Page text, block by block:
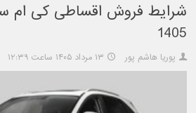
1405
پوریا هاشم پور ۱۳ مرداد ۱۴۰۵ ساعت ۱۲:۳۹